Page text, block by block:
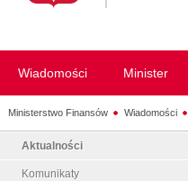
Wiadomości Minister
Ministerstwo Finansów Wiadomości
Aktualności
Komunikaty